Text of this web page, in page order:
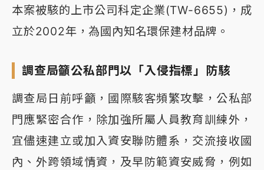
本案被駭的上市公司科定企業(TW-6655)，成
立於2002年，為國內知名環保建材品牌。
調查局籲公私部門以「入侵指標」防駭
調查局日前呼籲，國際駭客頻繁攻擊，公私部
門應緊密合作，除加強所屬人員教育訓練外，
宜儘速建立或加入資安聯防體系，交流接收國
內、外跨領域情資，及早防範資安威脅，例如